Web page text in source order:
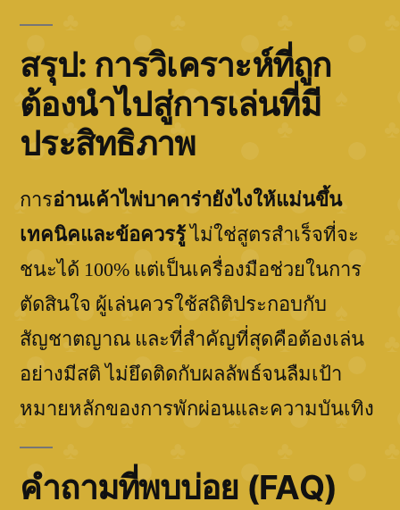
สรุป: การวิเคราะห์ที่ถูก
ต้องนำไปสู่การเล่นที่มี
ประสิทธิภาพ
การอ่านเค้าไพ่บาคาร่ายังไงให้แม่นขึ้น
เทคนิคและข้อควรรู้ไม่ใช่สูตรสำเร็จที่จะ
ชนะได้ 100% แต่เป็นเครื่องมือช่วยในการ
ตัดสินใจ ผู้เล่นควรใช้สถิติประกอบกับ
สัญชาตญาณ และที่สำคัญที่สุดคือต้องเล่น
อย่างมีสติ ไม่ยึดติดกับผลลัพธ์จนลืมเป้า
หมายหลักของการพักผ่อนและความบันเทิง
คำถามที่พบบ่อย (FAQ)